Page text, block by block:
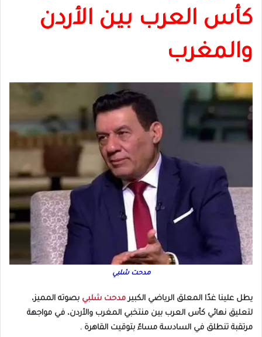
كأس العرب بين الأردن
والمغرب
مدحت شلبي
يطل علينا غدًا المعلق الرياضي الكبيرمدحت شلبي بصوته المميز،
لتعليق نهائي كأس العرب بين منتخبي المغرب والأردن، في مواجهة
مرتقبة تنطلق في السادسة مساءً بتوقيت القاهرة .